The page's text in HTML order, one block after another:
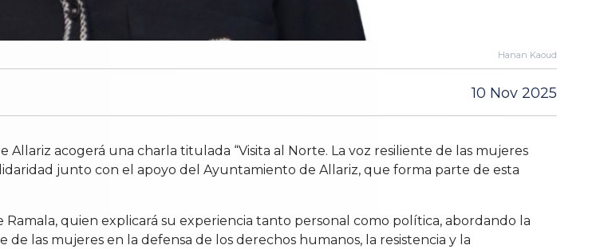
Hanan Kaoud
10 Nov 2025
Allariz acogerá una charla titulada “Visita al Norte. La voz resiliente de las mujeres
junto con el apoyo del Ayuntamiento de Allariz, que forma parte de esta
Ramala, quien explicará su experiencia tanto personal como política, abordando la
las mujeres en la defensa de los derechos humanos, la resistencia y la